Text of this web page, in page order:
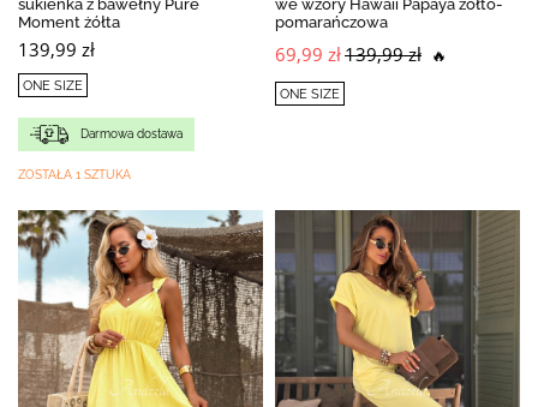
sukienka z bawełny Pure
Moment żółta
139,99 zł
ONE SIZE
Darmowa dostawa
ZOSTAŁA 1 SZTUKA
we wzory Hawaii Papaya żółto-
pomarańczowa
69,99 zł139,99 zł 🔥
ONE SIZE